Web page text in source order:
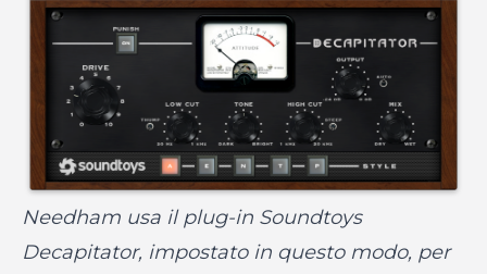
Needham usa il plug-in Soundtoys
Decapitator, impostato in questo modo, per